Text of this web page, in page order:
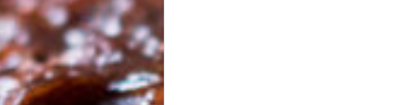
35er Falafel-Halloumi Mix
vegan vegetarisch
Falafel und Halloumi mit zwei Soßen · kräftig,